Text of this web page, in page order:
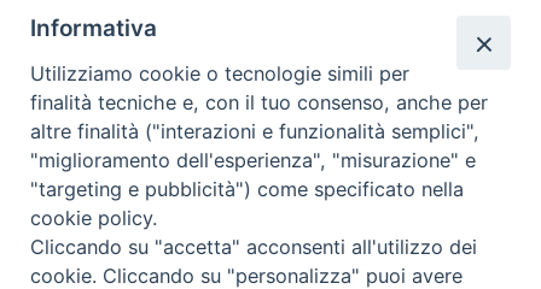
Comunicati Stampa
Il cordoglio dei Vescovi di Puglia per la morte di S.E.R. Mons. Agostino
Superbo
Nasce la Consulta Diocesana delle Aggregazioni Laicali di Castellaneta
Informativa
Utilizziamo cookie o tecnologie simili per
finalità tecniche e, con il tuo consenso, anche per
altre finalità ("interazioni e funzionalità semplici",
"miglioramento dell'esperienza", "misurazione" e
"targeting e pubblicità") come specificato nella
cookie policy.
Cliccando su "accetta" acconsenti all'utilizzo dei
cookie. Cliccando su "personalizza" puoi avere